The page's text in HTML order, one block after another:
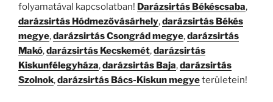
folyamatával kapcsolatban! Darázsirtás Békéscsaba,
darázsirtás Hódmezővásárhely,darázsirtás Békés
megye,darázsirtás Csongrád megye,darázsirtás
Makó,darázsirtás Kecskemét,darázsirtás
Kiskunfélegyháza,darázsirtás Baja,darázsirtás
Szolnok,darázsirtás Bács-Kiskun megyeterületein!